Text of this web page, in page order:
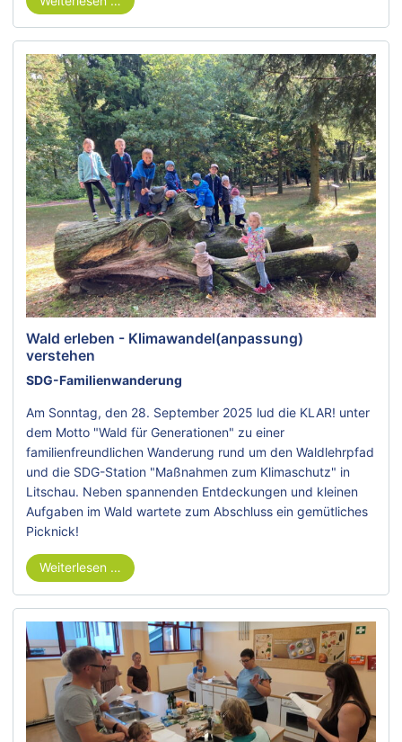
Wald erleben - Klimawandel(anpassung)
verstehen
SDG-Familienwanderung
Am Sonntag, den 28. September 2025 lud die KLAR! unter
dem Motto "Wald für Generationen" zu einer
familienfreundlichen Wanderung rund um den Waldlehrpfad
und die SDG-Station "Maßnahmen zum Klimaschutz" in
Litschau. Neben spannenden Entdeckungen und kleinen
Aufgaben im Wald wartete zum Abschluss ein gemütliches
Picknick!
Weiterlesen …